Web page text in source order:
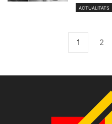
ACTUALITATS
1 2